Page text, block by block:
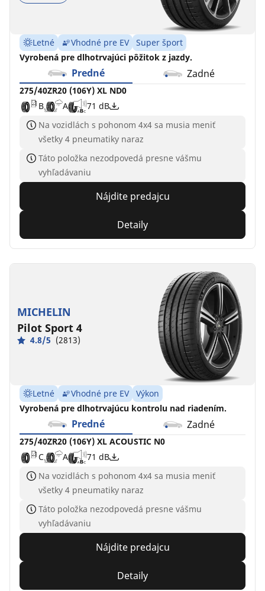
Letné Vhodné pre EV
Super šport
Vyrobená pre dlhotrvajúci pôžitok z jazdy.
Predné Zadné
275/40ZR20 (106Y) XL ND0
B
A 71 dB
Na vozidlách s pohonom 4x4 sa musia meniť
všetky 4 pneumatiky naraz
Táto položka nezodpovedá presne vášmu
vyhľadávaniu
Nájdite predajcu
Detaily
MICHELIN
Pilot Sport 4
4.8/5 (2813)
Letné Vhodné pre EV
Výkon
Vyrobená pre dlhotrvajúcu kontrolu nad riadením.
Predné Zadné
275/40ZR20 (106Y) XL ACOUSTIC N0
C
A 71 dB
Na vozidlách s pohonom 4x4 sa musia meniť
všetky 4 pneumatiky naraz
Táto položka nezodpovedá presne vášmu
vyhľadávaniu
Nájdite predajcu
Detaily